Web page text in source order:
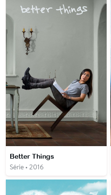
Better Things
Série • 2016